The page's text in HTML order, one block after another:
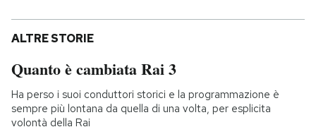
ALTRE STORIE
Quanto è cambiata Rai 3
Ha perso i suoi conduttori storici e la programmazione è
sempre più lontana da quella di una volta, per esplicita
volontà della Rai